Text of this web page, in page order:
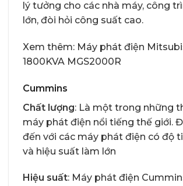
lý tưởng cho các nhà máy, công
lớn, đòi hỏi công suất cao.
Xem thêm: Máy phát điện
1800KVA MGS2000R
Cummins
Chất lượng: Là một trong những
máy phát điện nổi tiếng thế giới.
đến với các máy phát điện có độ
và hiệu suất làm lớn
Hiệu suất: Máy phát điện